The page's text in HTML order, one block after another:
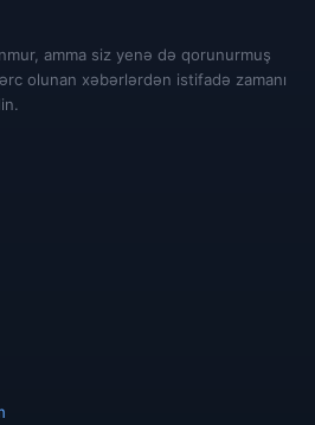
amma siz yenə də qorunurmuş
olunan xəbərlərdən istifadə zamanı